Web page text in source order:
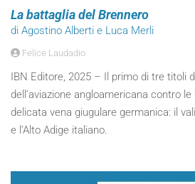
La battaglia del Brennero
di Agostino Alberti e Luca Merli
Felice Laudadio
IBN Editore, 2025 – Il primo di tre titoli
dell’aviazione angloamericana contro
delicata vena giugulare germanica: il
e l’Alto Adige italiano.